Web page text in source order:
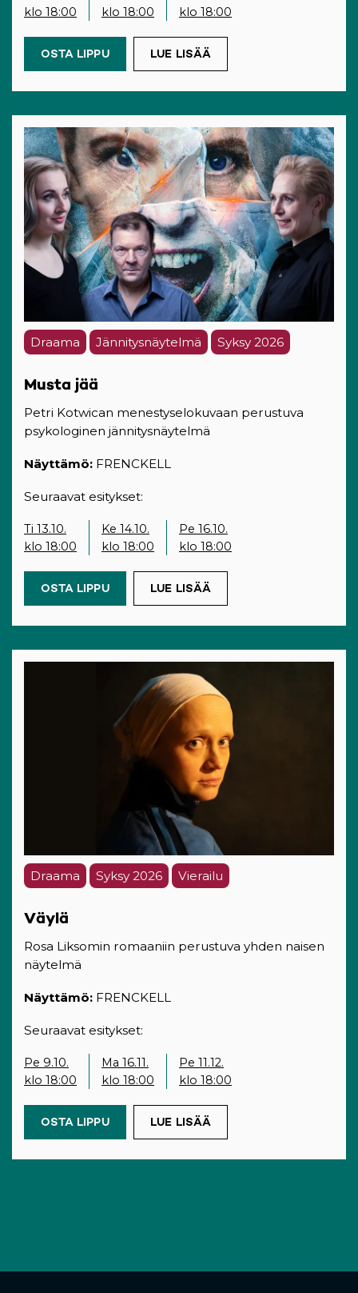
klo 18:00
klo 18:00
klo 18:00
OSTA LIPPU(OPENS IN A NEW TAB)
LUE LISÄÄ
Draama Jännitysnäytelmä Syksy 2026
Musta jää
Petri Kotwican menestyselokuvaan perustuva
psykologinen jännitysnäytelmä
Näyttämö: FRENCKELL
Seuraavat esitykset:
Ti 13.10.
klo 18:00
Ke 14.10.
klo 18:00
Pe 16.10.
klo 18:00
OSTA LIPPU(OPENS IN A NEW TAB)
LUE LISÄÄ
Draama Syksy 2026 Vierailu
Väylä
Rosa Liksomin romaaniin perustuva yhden naisen
näytelmä
Näyttämö: FRENCKELL
Seuraavat esitykset:
Pe 9.10.
klo 18:00
Ma 16.11.
klo 18:00
Pe 11.12.
klo 18:00
OSTA LIPPU(OPENS IN A NEW TAB)
LUE LISÄÄ